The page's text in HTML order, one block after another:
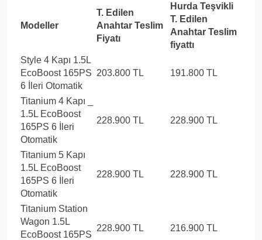
Modeller
T. Edilen
Anahtar Teslim
Fiyatı
Hurda Teşvikli
T. Edilen
Anahtar Teslim
fiyattı
Style 4 Kapı 1.5L
EcoBoost 165PS
6 İleri Otomatik
203.800 TL 191.800 TL
Titanium 4 Kapı _
1.5L EcoBoost
165PS 6 İleri
Otomatik
228.900 TL 228.900 TL
Titanium 5 Kapı
1.5L EcoBoost
165PS 6 İleri
Otomatik
228.900 TL 228.900 TL
Titanium Station
Wagon 1.5L
EcoBoost 165PS
228.900 TL 216.900 TL